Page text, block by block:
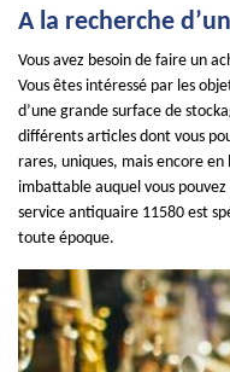
A la recherche
Vous avez besoin de faire un
Vous êtes intéressé par les
d’une grande surface de
différents articles dont vous
rares, uniques, mais encore
imbattable auquel vous
service antiquaire 11580 est
toute époque.